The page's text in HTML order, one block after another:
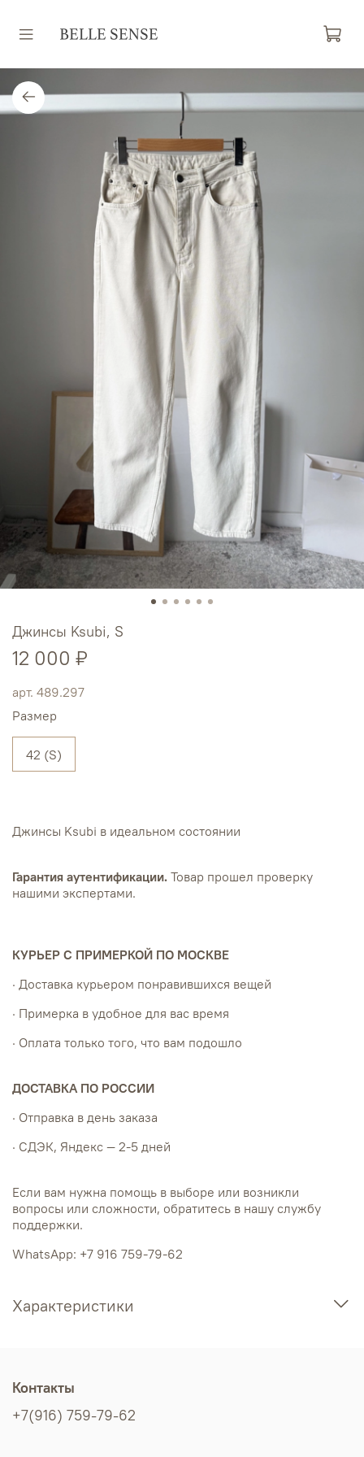
арт. 489.297
Джинсы Ksubi, S
12 000 ₽
Размер
42 (S)
Джинсы Ksubi в идеальном состоянии
Гарантия аутентификации. Товар прошел проверку
нашими экспертами.
КУРЬЕР С ПРИМЕРКОЙ ПО МОСКВЕ
· Доставка курьером понравившихся вещей
· Примерка в удобное для вас время
· Оплата только того, что вам подошло
ДОСТАВКА ПО РОССИИ
· Отправка в день заказа
· СДЭК, Яндекс — 2-5 дней
Если вам нужна помощь в выборе или возникли
вопросы или сложности, обратитесь в нашу службу
поддержки.
WhatsApp: +7 916 759-79-62
Характеристики
Контакты
+7(916) 759-79-62